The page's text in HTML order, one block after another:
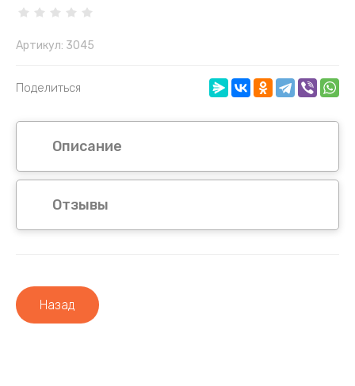
Артикул: 3045
Поделиться
Описание
Отзывы
Назад